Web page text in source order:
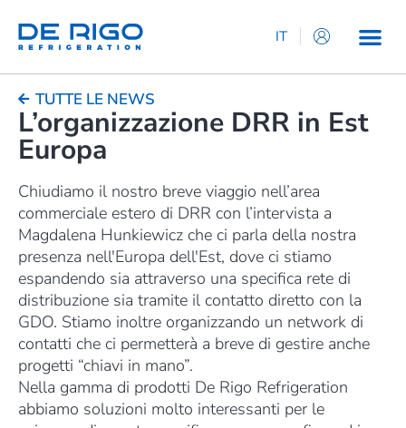
IT
EN
DE
TUTTE LE NEWS
L’organizzazione DRR in Est
Europa
Chiudiamo il nostro breve viaggio nell’area
commerciale estero di DRR con l’intervista a
Magdalena Hunkiewicz che ci parla della nostra
presenza nell'Europa dell'Est, dove ci stiamo
espandendo sia attraverso una specifica rete di
distribuzione sia tramite il contatto diretto con la
GDO. Stiamo inoltre organizzando un network di
contatti che ci permetterà a breve di gestire anche
progetti “chiavi in mano”.
Nella gamma di prodotti De Rigo Refrigeration
abbiamo soluzioni molto interessanti per le